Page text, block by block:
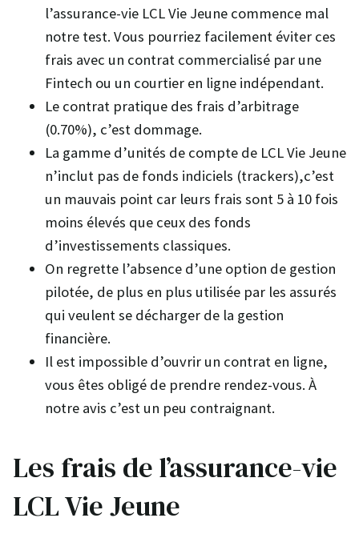
l’assurance-vie LCL Vie Jeune commence mal
notre test. Vous pourriez facilement éviter ces
frais avec un contrat commercialisé par une
Fintech ou un courtier en ligne indépendant.
Le contrat pratique des frais d’arbitrage
(0.70%), c’est dommage.
La gamme d’unités de compte de LCL Vie Jeune
n’inclut pas de fonds indiciels (trackers),c’est
un mauvais point car leurs frais sont 5 à 10 fois
moins élevés que ceux des fonds
d’investissements classiques.
On regrette l’absence d’une option de gestion
pilotée, de plus en plus utilisée par les assurés
qui veulent se décharger de la gestion
financière.
Il est impossible d’ouvrir un contrat en ligne,
vous êtes obligé de prendre rendez-vous. À
notre avis c’est un peu contraignant.
Les frais de l’assurance-vie
LCL Vie Jeune